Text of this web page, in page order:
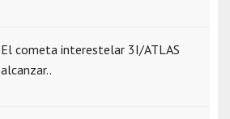
El cometa interestelar 3I/ATLAS
alcanzar..